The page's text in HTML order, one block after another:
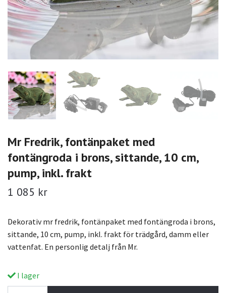
Mr Fredrik, fontänpaket med
fontängroda i brons, sittande, 10 cm,
pump, inkl. frakt
1 085 kr
Dekorativ mr fredrik, fontänpaket med fontängroda i brons,
sittande, 10 cm, pump, inkl. frakt för trädgård, damm eller
vattenfat. En personlig detalj från Mr.
I lager